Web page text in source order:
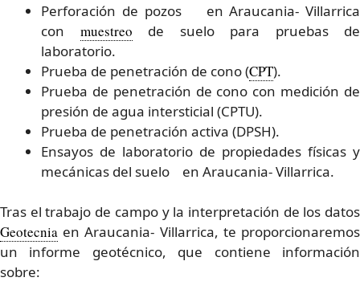
Perforación de pozos en Araucania- Villarrica
con muestreo de suelo para pruebas de
laboratorio.
Prueba de penetración de cono (CPT).
Prueba de penetración de cono con medición de
presión de agua intersticial (CPTU).
Prueba de penetración activa (DPSH).
Ensayos de laboratorio de propiedades físicas y
mecánicas del suelo en Araucania- Villarrica.
Tras el trabajo de campo y la interpretación de los datos
Geotecnia en Araucania- Villarrica, te proporcionaremos
un informe geotécnico, que contiene información
sobre: